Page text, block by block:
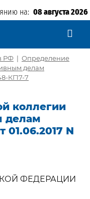
на: 08 августа 2026
РФ | Определение
делам
КГ17-7
коллегии
делам
01.06.2017 N
ФЕДЕРАЦИИ